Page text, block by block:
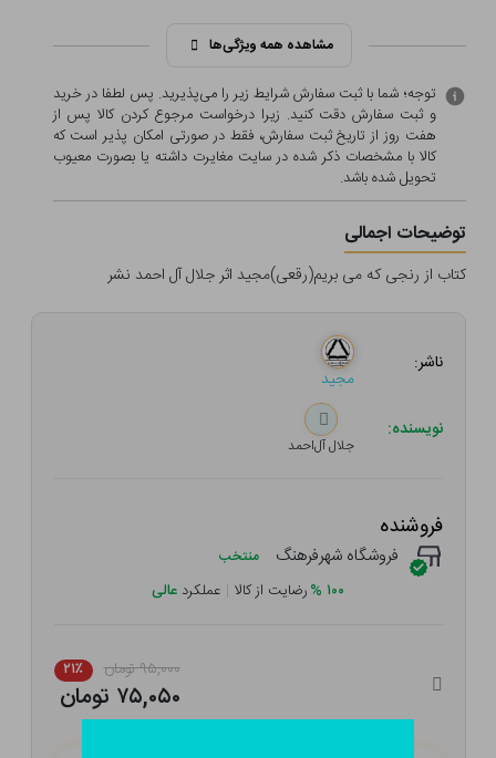
مشاهده همه ویژگی‌ها
توجه؛ شما با ثبت سفارش شرایط زیر را می‌پذیرید. پس لطفا در خرید
و ثبت سفارش دقت کنید. زیرا درخواست مرجوع کردن کالا پس از
هفت روز از تاریخ ثبت سفارش، فقط در صورتی امکان پذیر است که
کالا با مشخصات ذکر شده در سایت مغایرت داشته یا بصورت معيوب
تحویل شده باشد.
توضیحات اجمالی
کتاب از رنجی که می بریم(رقعی)مجید اثر جلال آل احمد نشر
ناشر:
مجید
نویسنده:
جلال‌ آل‌احمد
فروشنده
فروشگاه شهرفرهنگ منتخب
۱۰۰ %رضایت از کالا | عملکرد عالی
۹۵,۰۰۰ تومان ۲۱٪
۷۵,۰۵۰ تومان